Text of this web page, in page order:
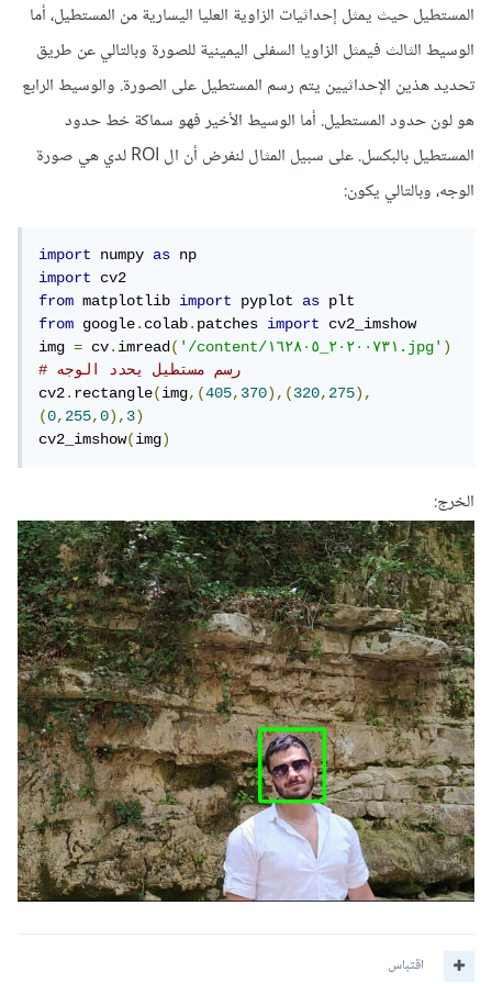
المستطيل حيث يمثل إحداثيات الزاوية العليا اليسارية من المستطيل، أما
الوسيط الثالث فيمثل الزاويا السفلى اليمينية للصورة وبالتالي عن طريق
تحديد هذين الإحداثيين يتم رسم المستطيل على الصورة. والوسيط الرابع
هو لون حدود المستطيل. أما الوسيط الأخير فهو سماكة خط حدود
المستطيل بالبكسل. على سبيل المثال لنفرض أن ال ROI لدي هي صورة
الوجه، وبالتالي يكون:
import numpy as
import
from matplotlib import pyplot as
from google.colab.patches import
cv2_imshow
img = cv.imread( '/content/٢٠٢٠٠٧٣١_١٦٢٨٠٥.jpg')
# رسم مستطيل يحدد الوجه
cv2.rectangle(img,(405,370),(320,275),
(0,255,0),3)
cv2_imshow(img)
الخرج:
اقتباس